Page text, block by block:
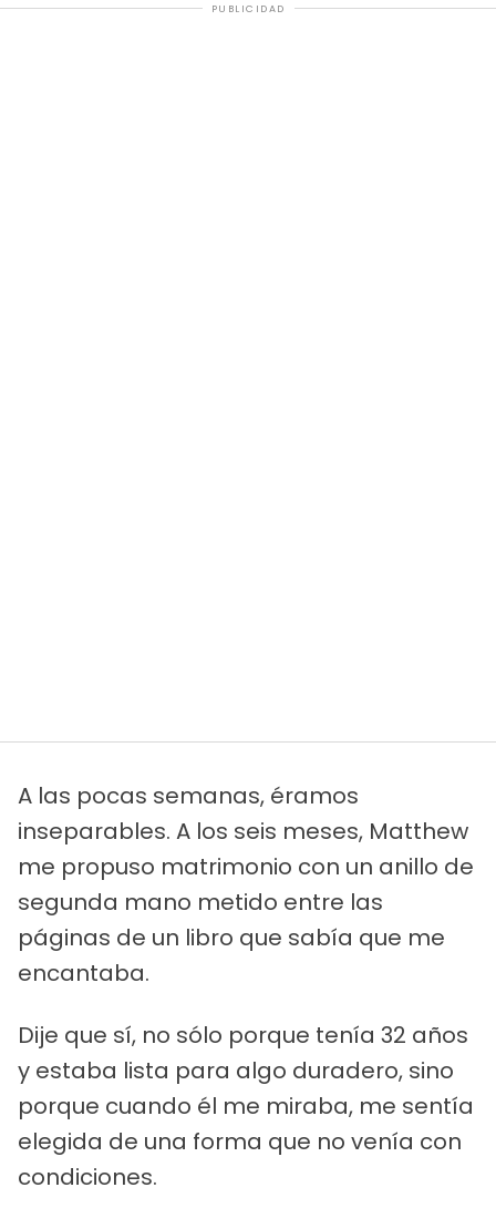
PUBLICIDAD
A las pocas semanas, éramos
inseparables. A los seis meses, Matthew
me propuso matrimonio con un anillo de
segunda mano metido entre las
páginas de un libro que sabía que me
encantaba.
Dije que sí, no sólo porque tenía 32 años
y estaba lista para algo duradero, sino
porque cuando él me miraba, me sentía
elegida de una forma que no venía con
condiciones.